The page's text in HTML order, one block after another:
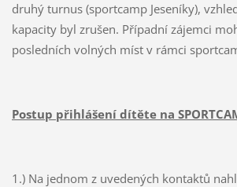
druhý turnus (sportcamp Jeseníky),
kapacity byl zrušen. Případní zájemci
posledních volných míst v rámci
Postup přihlášení dítěte na
1.) Na jednom z uvedených kontaktů